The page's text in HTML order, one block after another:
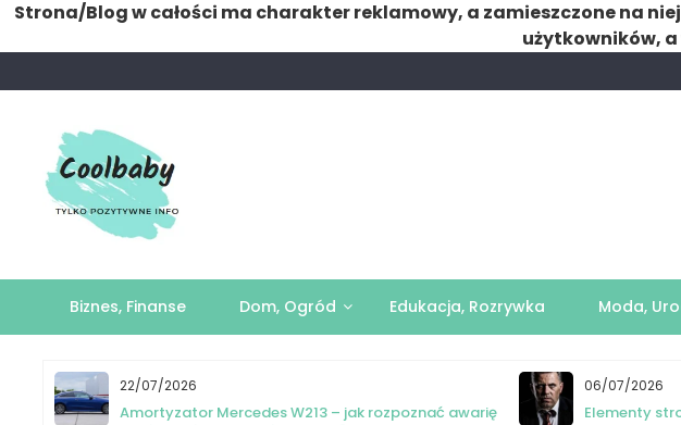
Strona/Blog w całości ma charakter reklamowy, a zamieszczone na
użytkowników, a
to
Biznes, Finanse Dom, Ogród Edukacja, Rozrywka Moda,
22/07/2026
Amortyzator Mercedes W213 – jak rozpoznać awarię
06/07/2026
Elementy